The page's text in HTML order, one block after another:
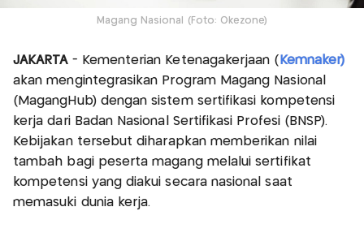
Magang Nasional (Foto: Okezone)
JAKARTA- Kementerian Ketenagakerjaan ( Kemnaker)
akan mengintegrasikan Program Magang Nasional
(MagangHub) dengan sistem sertifikasi kompetensi
kerja dari Badan Nasional Sertifikasi Profesi (BNSP).
Kebijakan tersebut diharapkan memberikan nilai
tambah bagi peserta magang melalui sertifikat
kompetensi yang diakui secara nasional saat
memasuki dunia kerja.